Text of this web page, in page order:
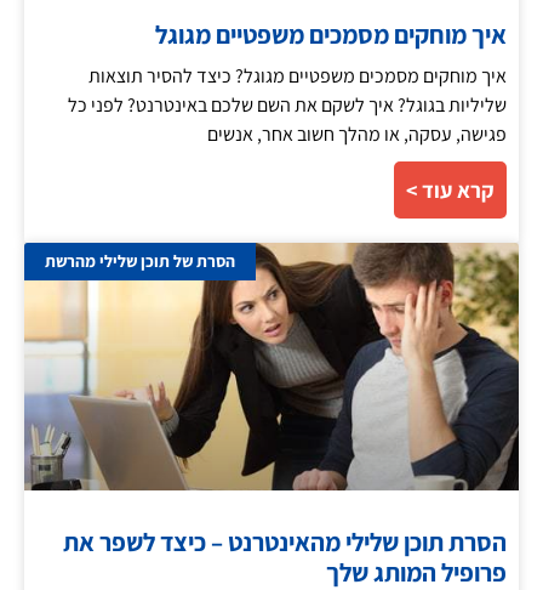
איך מוחקים מסמכים משפטיים מגוגל
איך מוחקים מסמכים משפטיים מגוגל? כיצד להסיר תוצאות
שליליות בגוגל? איך לשקם את השם שלכם באינטרנט? לפני כל
פגישה, עסקה, או מהלך חשוב אחר, אנשים
קרא עוד >
הסרת של תוכן שלילי מהרשת
הסרת תוכן שלילי מהאינטרנט – כיצד לשפר את
פרופיל המותג שלך